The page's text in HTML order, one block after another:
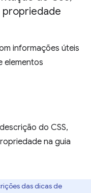
propriedade
informações úteis
elementos
do CSS,
na guia
das dicas de